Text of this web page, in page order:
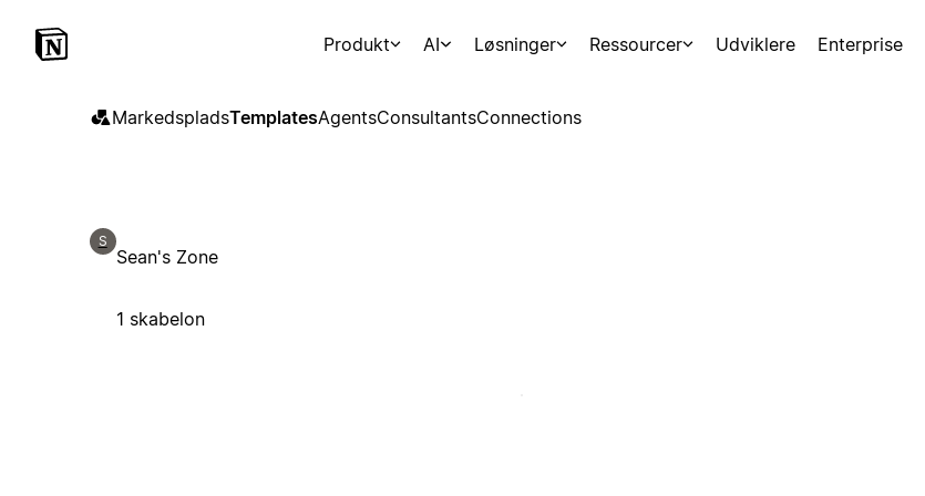
Produkt AI Løsninger Ressourcer Udviklere Enterprise
MarkedspladsTemplatesAgentsConsultantsConnections
S
Sean's Zone
1 skabelon